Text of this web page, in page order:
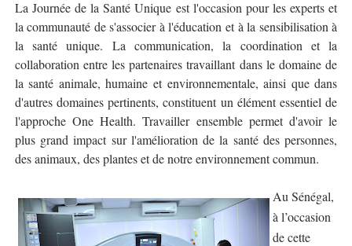
La Journée de la Santé Unique est l'occasion pour les experts et
la communauté de s'associer à l'éducation et à la sensibilisation à
la santé unique. La communication, la coordination et la
collaboration entre les partenaires travaillant dans le domaine de
la santé animale, humaine et environnementale, ainsi que dans
d'autres domaines pertinents, constituent un élément essentiel de
l'approche One Health. Travailler ensemble permet d'avoir le
plus grand impact sur l'amélioration de la santé des personnes,
des animaux, des plantes et de notre environnement commun.
Au Sénégal,
à l’occasion
de cette